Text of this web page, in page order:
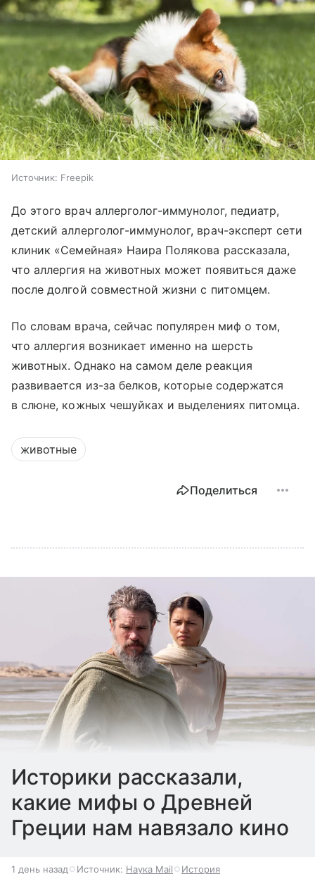
Источник: Freepik
До этого врач аллерголог-иммунолог, педиатр,
детский аллерголог-иммунолог, врач-эксперт сети
клиник «Семейная» Наира Полякова рассказала,
что аллергия на животных может появиться даже
после долгой совместной жизни с питомцем.
По словам врача, сейчас популярен миф о том,
что аллергия возникает именно на шерсть
животных. Однако на самом деле реакция
развивается из-за белков, которые содержатся
в слюне, кожных чешуйках и выделениях питомца.
животные
Поделиться
Историки рассказали,
какие мифы о Древней
Греции нам навязало кино
1 день назад Источник: Наука Mail История